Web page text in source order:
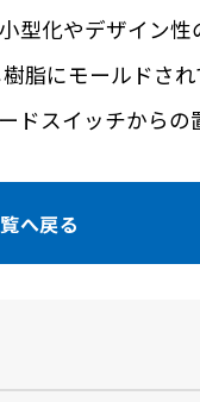
化やデザイン性
脂にモールドされ
スイッチからの
へ戻る